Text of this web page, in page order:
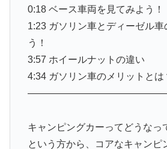
0:18 ベース車両を見てみよう！
1:23 ガソリン車とディーゼル車
う！
3:57 ホイールナットの違い
4:34 ガソリン車のメリットとは
キャンピングカーってどうなっ
という方から、コアなキャンピ